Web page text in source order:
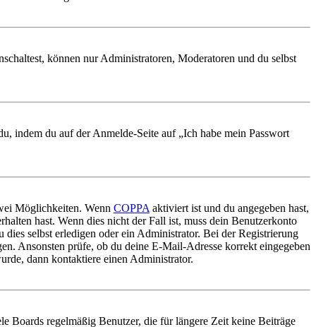
können nur Administratoren, Moderatoren und du selbst
indem du auf der Anmelde-Seite auf „Ich habe mein Passwort
Möglichkeiten. Wenn COPPA aktiviert ist und du angegeben hast,
hast. Wenn dies nicht der Fall ist, muss dein Benutzerkonto
selbst erledigen oder ein Administrator. Bei der Registrierung
Ansonsten prüfe, ob du deine E-Mail-Adresse korrekt eingegeben
dann kontaktiere einen Administrator.
Boards regelmäßig Benutzer, die für längere Zeit keine Beiträge